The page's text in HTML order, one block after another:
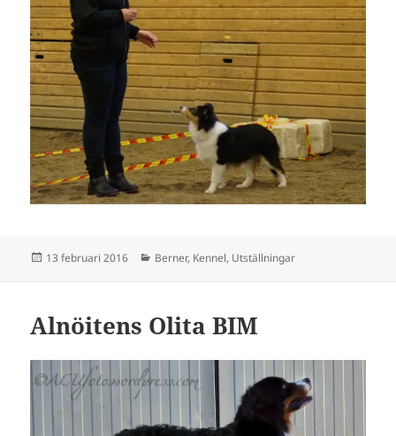
Postat
13 februari 2016 Kategorier
Berner, Kennel, Utställningar
Alnöitens Olita BIM